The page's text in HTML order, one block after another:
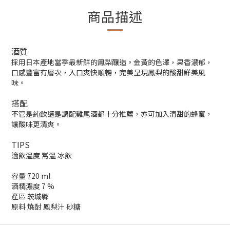
商品描述
酒質
採用日本產地當季最新鮮的鳳梨釀造。金黃的色澤，果香濃郁，
口感豐富有層次，入口爽快順暢，完美呈現鳳梨的酸甜鮮美風
味。
搭配
不管是純飲還是調配雞尾酒都十分推薦，亦可加入清甜的蜂蜜，
讓酸味更清爽。
TIPS
適飲溫度 常溫 冰飲
容量 720 ml
酒精濃度 7 %
產區 茨城縣
原料 燒酎 鳳梨汁 砂糖